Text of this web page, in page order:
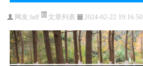
网友:hdf 文章列表 2024-02-22 19:16:50